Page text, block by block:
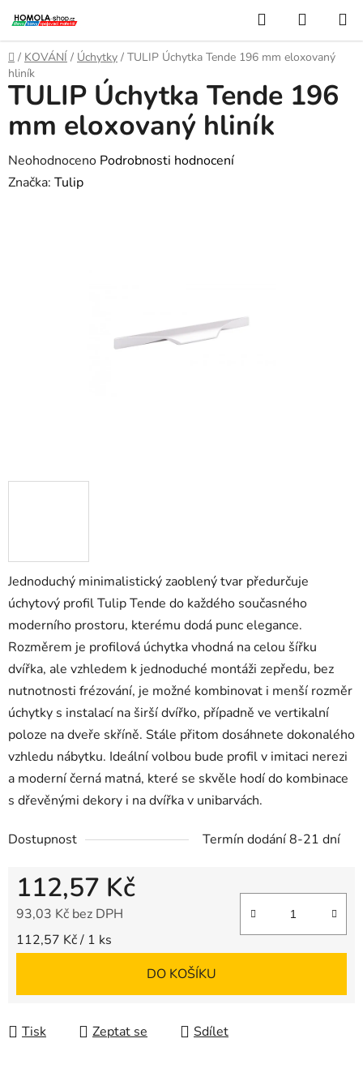
na
obsah
Hledat
KOŠÍK
Domů
/ KOVÁNÍ / Úchytky / TULIP Úchytka Tende 196 mm eloxovaný
hliník
Jednoduchý minimalistický zaoblený tvar předurčuje
úchytový profil Tulip Tende do každého současného
moderního prostoru, kterému dodá punc elegance.
Rozměrem je profilová úchytka vhodná na celou šířku
dvířka, ale vzhledem k jednoduché montáži zepředu, bez
nutnotnosti frézování, je možné kombinovat i menší rozměr
úchytky s instalací na širší dvířko, případně ve vertikalní
poloze na dveře skříně. Stále přitom dosáhnete dokonalého
vzhledu nábytku. Ideální volbou bude profil v imitaci nerezi
a moderní černá matná, které se skvěle hodí do kombinace
s dřevěnými dekory i na dvířka v unibarvách.
Dostupnost Termín dodání 8-21 dní
112,57 Kč
93,03 Kč bez DPH
Měrná cena:
112,57 Kč / 1 ks
DO KOŠÍKU
Tisk Zeptat se Sdílet
TULIP Úchytka Tende 196
mm eloxovaný hliník
Průměrné
hodnocení
Neohodnoceno Podrobnosti hodnocení
Značka: Tulip